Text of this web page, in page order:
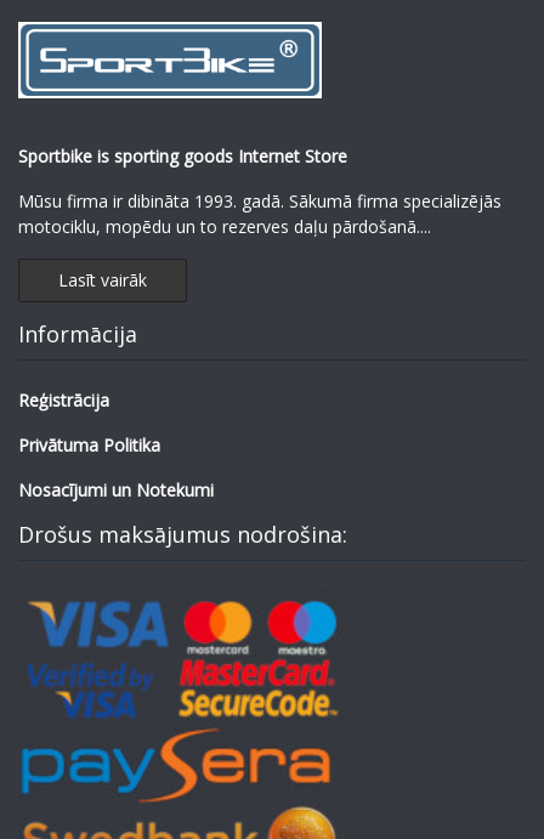
Sportbike is sporting goods Internet Store
Mūsu firma ir dibināta 1993. gadā. Sākumā firma specializējās
motociklu, mopēdu un to rezerves daļu pārdošanā....
Lasīt vairāk
Informācija
Reģistrācija
Privātuma Politika
Nosacījumi un Notekumi
Drošus maksājumus nodrošina: